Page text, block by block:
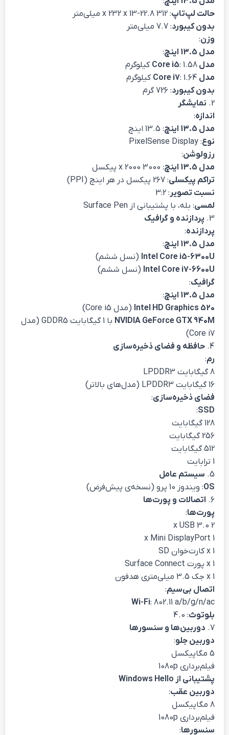
حالت لپ‌تاپ: 312 x 232 x 13-22.8 میلی‌متر
بدون کیبورد: 7.7 میلی‌متر
وزن:
مدل 13.5 اینچ
:
مدل Core i5 : 1.58 کیلوگرم
مدل Core i7 : 1.64 کیلوگرم
بدون کیبورد: 726 گرم
2. نمایشگر
اندازه:
مدل 13.5 اینچ
: 13.5 اینچ
نوع: PixelSense Display
رزولوشن:
مدل 13.5 اینچ
: 3000 x 2000 پیکسل
تراکم پیکسلی: 267 پیکسل در هر اینچ (PPI)
نسبت تصویر: 3:2
لمسی: بله، با پشتیبانی از Surface Pen
3. پردازنده و گرافیک
پردازنده:
مدل 13.5 اینچ
:
Intel Core i5-6300U (نسل ششم)
Intel Core i7-6600U (نسل ششم)
گرافیک:
مدل 13.5 اینچ
:
Intel HD Graphics 520 (مدل Core i5)
NVIDIA GeForce GTX 940M
با 1 گیگابایت GDDR5 (مدل
Core i7)
4. حافظه و فضای ذخیره‌سازی
رم:
8 گیگابایت LPDDR3
16 گیگابایت LPDDR3 (مدل‌های بالاتر)
فضای ذخیره‌سازی:
SSD
:
128 گیگابایت
256 گیگابایت
512 گیگابایت
1 ترابایت
5. سیستم عامل
OS: ویندوز 10 پرو (نسخه‌ی پیش‌فرض)
6. اتصالات و پورت‌ها
پورت‌ها:
2 x USB 3.0
1 x Mini DisplayPort
1 x کارت‌خوان SD
1 x پورت Surface Connect
1 x جک 3.5 میلی‌متری هدفون
اتصال بی‌سیم:
Wi-Fi: 802.11 a/b/g/n/ac
بلوتوث: 4.0
7. دوربین‌ها و سنسورها
دوربین جلو:
5 مگاپیکسل
فیلم‌برداری 1080p
پشتیبانی از Windows Hello
دوربین عقب:
8 مگاپیکسل
فیلم‌برداری 1080p
سنسورها: